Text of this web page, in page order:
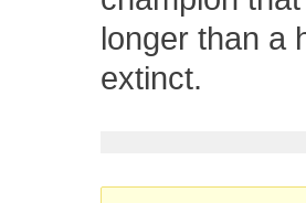
longer than a
extinct.